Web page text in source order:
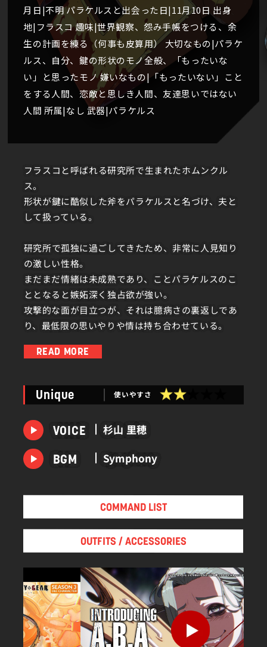
月日|不明 パラケルスと出会った日|11月10日 出身
地|フラスコ 趣味|世界観察、怨み手帳をつける、余
生の計画を練る（何事も皮算用） 大切なもの|パラケ
ルス、自分、鍵の形状のモノ全般、「もったいな
い」と思ったモノ 嫌いなもの|「もったいない」こと
をする人間、恋敵と思しき人間、友達思いではない
人間 所属|なし 武器|パラケルス
フラスコと呼ばれる研究所で生まれたホムンクル
ス。
形状が鍵に酷似した斧をパラケルスと名づけ、夫と
して扱っている。
研究所で孤独に過ごしてきたため、非常に人見知り
の激しい性格。
まだまだ情緒は未成熟であり、ことパラケルスのこ
ととなると嫉妬深く独占欲が強い。
攻撃的な面が目立つが、それは臆病さの裏返しであ
り、最低限の思いやりや情は持ち合わせている。
的として旅していたが、
最近のパラケルスの見た目の変化に戸惑い、その原
因を調べている最中である。
READ MORE
Unique 使いやすさ
VOICE 杉山 里穂
BGM Symphony
COMMAND LIST
OUTFITS / ACCESSORIES